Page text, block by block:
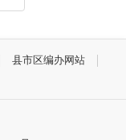
县市区编办网站